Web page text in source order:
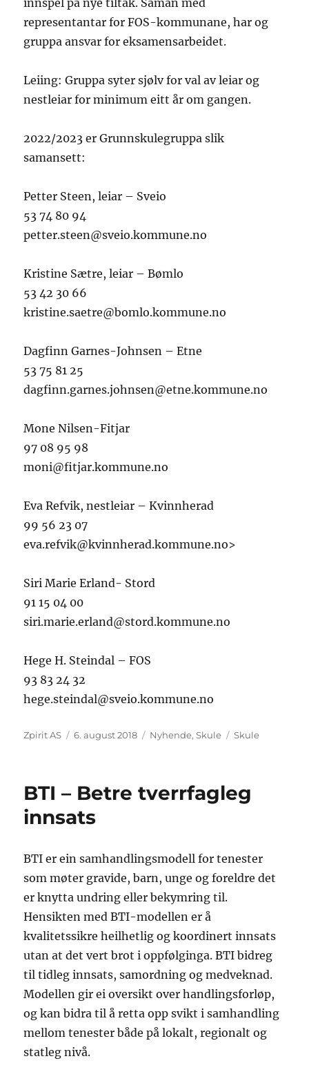
innspel på nye tiltak. Saman med
representantar for FOS-kommunane, har og
gruppa ansvar for eksamensarbeidet.
Leiing: Gruppa syter sjølv for val av leiar og
nestleiar for minimum eitt år om gangen.
2022/2023 er Grunnskulegruppa slik
samansett:
Petter Steen, leiar – Sveio
53 74 80 94
petter.steen@sveio.kommune.no
Kristine Sætre, leiar – Bømlo
53 42 30 66
kristine.saetre@bomlo.kommune.no
Dagfinn Garnes-Johnsen – Etne
53 75 81 25
dagfinn.garnes.johnsen@etne.kommune.no
Mone Nilsen-Fitjar
97 08 95 98
moni@fitjar.kommune.no
Eva Refvik, nestleiar – Kvinnherad
99 56 23 07
eva.refvik@kvinnherad.kommune.no>
Siri Marie Erland- Stord
91 15 04 00
siri.marie.erland@stord.kommune.no
Hege H. Steindal – FOS
93 83 24 32
hege.steindal@sveio.kommune.no
Forfattar
Zpirit AS Posta
6. august 2018 Kategoriar
Nyhende,Skule Stikkord
Skule
BTI – Betre tverrfagleg
innsats
BTI er ein samhandlingsmodell for tenester
som møter gravide, barn, unge og foreldre det
er knytta undring eller bekymring til.
Hensikten med BTI-modellen er å
kvalitetssikre heilhetlig og koordinert innsats
utan at det vert brot i oppfølginga. BTI bidreg
til tidleg innsats, samordning og medveknad.
Modellen gir ei oversikt over handlingsforløp,
og kan bidra til å retta opp svikt i samhandling
mellom tenester både på lokalt, regionalt og
statleg nivå.